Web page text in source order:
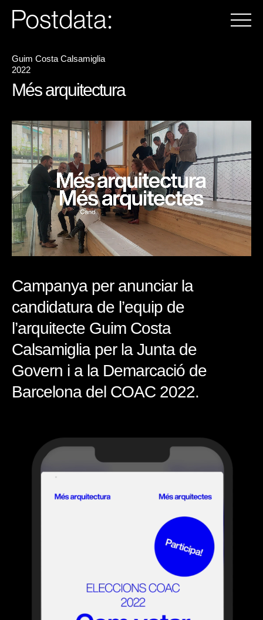
Guim Costa Calsamiglia
2022
Més arquitectura
Campanya per anunciar la
candidatura de l’equip de
l’arquitecte Guim Costa
Calsamiglia per la Junta de
Govern i a la Demarcació de
Barcelona del COAC 2022.